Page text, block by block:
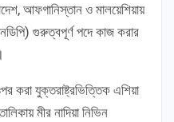
আফগানিস্তান ও মালয়েশিয়ায়
গুরুত্বপূর্ণ পদে কাজ করার
করা যুক্তরাষ্ট্রভিত্তিক এশিয়া
মীর নাদিয়া নিভিন